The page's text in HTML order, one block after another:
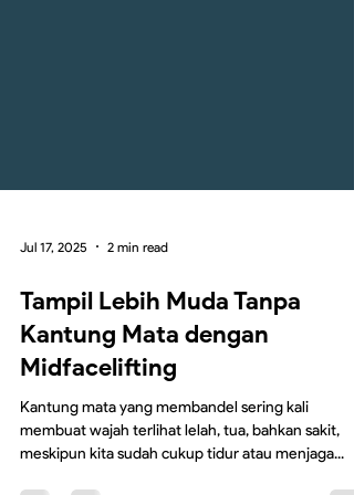
Jul 17, 2025 2 min read
Tampil Lebih Muda Tanpa
Kantung Mata dengan
Midfacelifting
Kantung mata yang membandel sering kali